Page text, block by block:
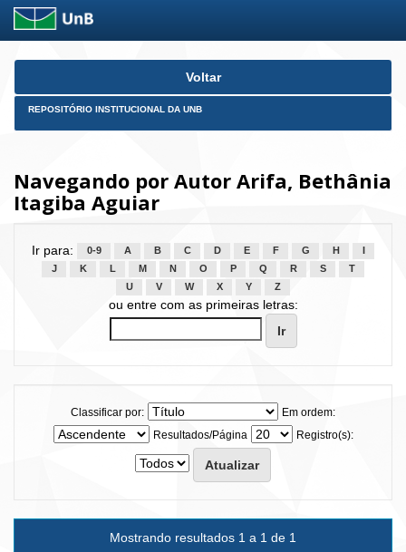
Skip
Voltar
REPOSITÓRIO INSTITUCIONAL DA UNB
Navegando por Autor Arifa, Bethânia
Itagiba Aguiar
Ir para: 0-9 A B C D E F G H
J
K L M N O P Q R S
T
U
V W X Y Z
ou entre com as primeiras letras:
Classificar por:
Em ordem:
Resultados/Página
Registro(s):
Mostrando resultados 1 a 1 de 1